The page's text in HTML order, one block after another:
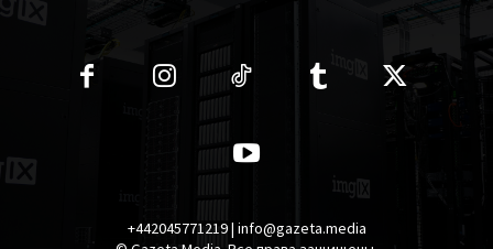
+442045771219 | info@gazeta.media